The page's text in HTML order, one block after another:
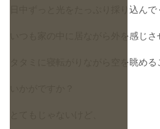
日中ずっと光をたっぷり採り込んで
いつも家の中に居ながら外を感じさ
タタミに寝転がりながら空を眺める